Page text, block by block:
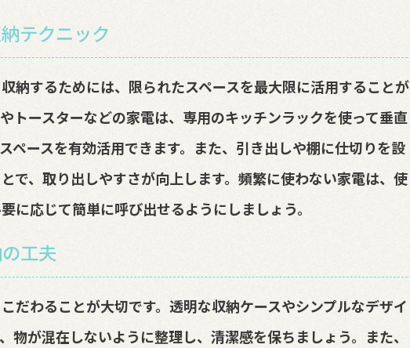
テクニック
納するためには、限られたスペースを最大限に活用することが
トースターなどの家電は、専用のキッチンラックを使って垂直
ペースを有効活用できます。また、引き出しや棚に仕切りを設
で、取り出しやすさが向上します。頻繁に使わない家電は、使
に応じて簡単に呼び出せるようにしましょう。
工夫
だわることが大切です。透明な収納ケースやシンプルなデザイ
物が混在しないように整理し、清潔感を保ちましょう。また、